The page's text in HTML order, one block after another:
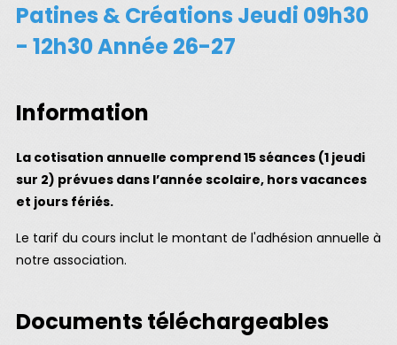
Patines & Créations Jeudi 09h30
- 12h30 Année 26-27
Information
La cotisation annuelle comprend 15 séances (1 jeudi
sur 2) prévues dans l’année scolaire, hors vacances
et jours fériés.
Le tarif du cours inclut le montant de l'adhésion annuelle à
notre association.
Documents téléchargeables